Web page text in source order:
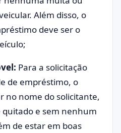
Além disso, o
deve ser o
Para a solicitação
de empréstimo, o
no nome do solicitante,
e sem nenhum
de estar em boas